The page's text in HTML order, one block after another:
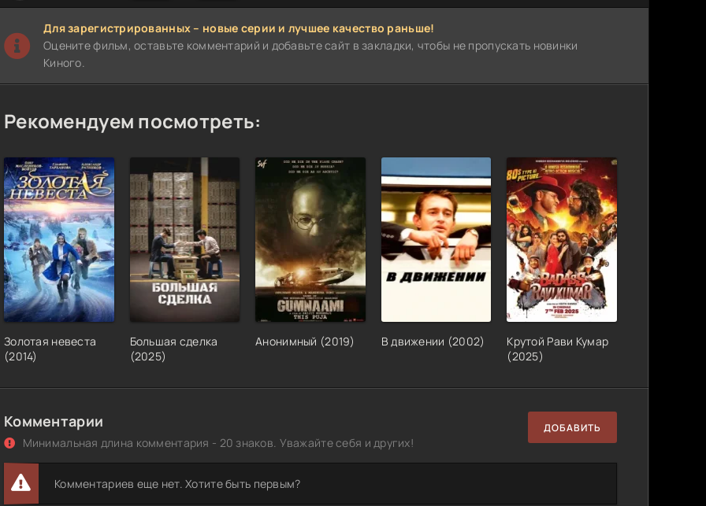
Для зарегистрированных – новые серии и лучшее качество раньше!
Оцените фильм, оставьте комментарий и добавьте сайт в закладки, чтобы не пропускать новинки
Киного.
Рекомендуем посмотреть:
Золотая невеста
(2014)
Большая сделка
(2025)
Анонимный (2019) В движении (2002)
Крутой Рави Кумар
(2025)
Комментарии
Минимальная длина комментария - 20 знаков. Уважайте себя и других!
ДОБАВИТЬ
Комментариев еще нет. Хотите быть первым?